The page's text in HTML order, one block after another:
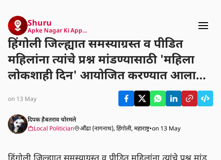
Shuru
Apke Nagar Ki App…
हिंगोली जिल्ह्यात समस्याग्रस्त व पीडित
महिलांना त्यांचे प्रश्न मांडण्यासाठी 'महिला
लोकशाही दिन' आयोजित करण्यात आला
आहे. मे २०२६ चा हा विशेष दिन १८ मे रोजी
सकाळी ११ वाजता जिल्हाधिकाऱ्यांच्या
अध्यक्षतेखाली होणार आहे. पात्र महिलांनी
विहित नमुन्यातील अर्ज करून या शासकीय
व्यासपीठाचा लाभ घ्यावा, असे आवाहन
on 13 May
दिपक हैबतराव चोरमले
Local Politician
औंढा (नागनाथ), हिंगोली, महाराष्ट्र•on 13 May
हिंगोली जिल्ह्यात समस्याग्रस्त व पीडित महिलांना त्यांचे प्रश्न मांड